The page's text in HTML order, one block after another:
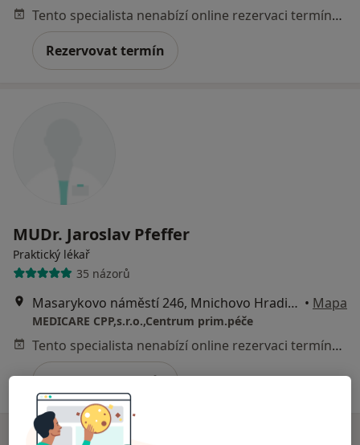
Tento specialista nenabízí online rezervaci termínu na této adrese.
Rezervovat termín
MUDr. Jaroslav Pfeffer
Praktický lékař
35 názorů
Masarykovo náměstí 246, Mnichovo Hradiště • Mapa
MEDICARE CPP,s.r.o.,Centrum prim.péče
Tento specialista nenabízí online rezervaci termínu na této adrese.
Rezervovat termín